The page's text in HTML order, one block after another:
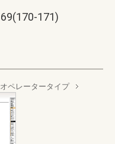
171)
ペレータータイプ